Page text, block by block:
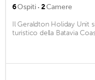
6Ospiti · 2Camere
Il Geraldton Holiday Unit
turistico della Batavia